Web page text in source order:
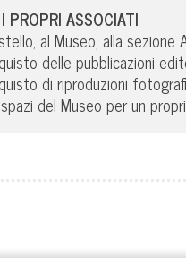
PROPRI ASSOCIATI
al Museo, alla
delle pubblicazioni
di riproduzioni
del Museo per un